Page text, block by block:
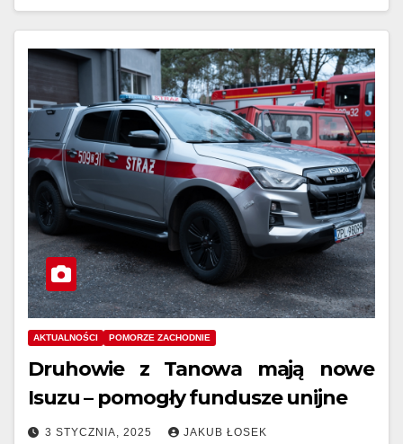
AKTUALNOŚCI POMORZE ZACHODNIE
Druhowie z Tanowa mają nowe
Isuzu – pomogły fundusze unijne
3 STYCZNIA, 2025 JAKUB ŁOSEK